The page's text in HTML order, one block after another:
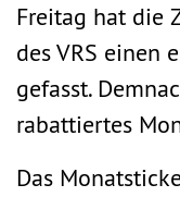
Freitag hat die
des VRS einen
gefasst.
rabattiertes
Das